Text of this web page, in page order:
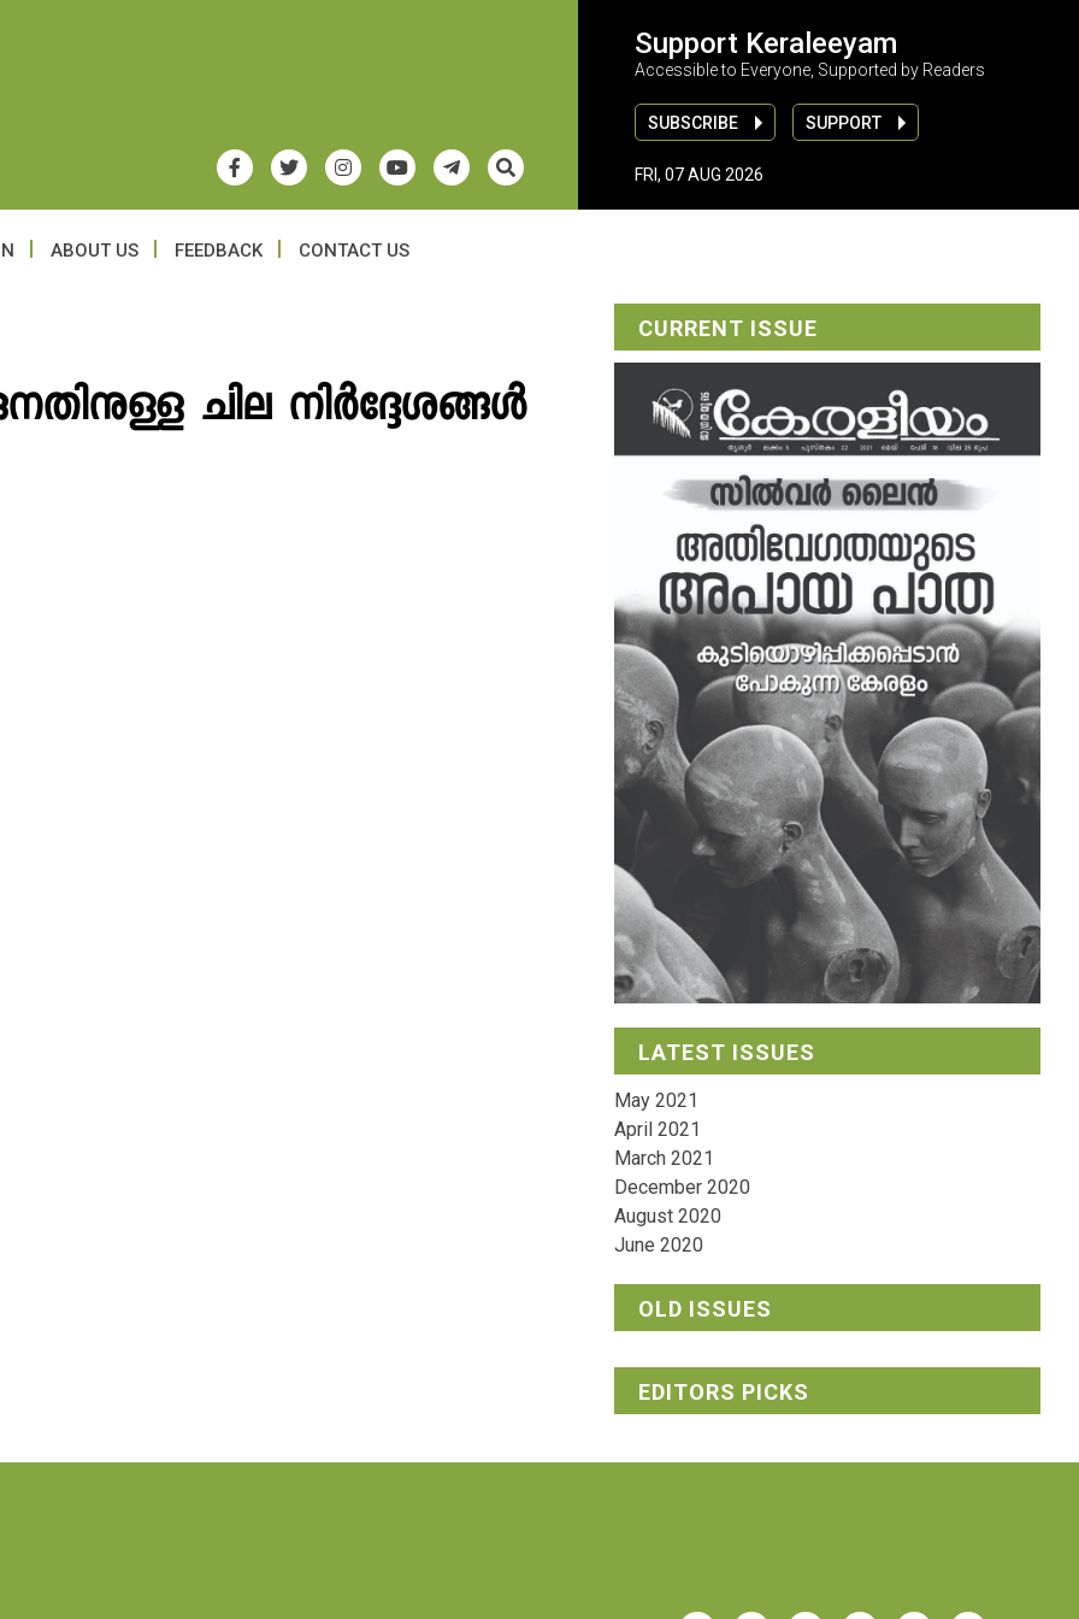
Support Keraleeyam
Accessible to Everyone, Supported by Readers
SUBSCRIBE SUPPORT
FRI, 07 AUG 2026
ABOUT US FEEDBACK CONTACT US
ചില നിര്‍ദ്ദേശങ്ങള്‍
CURRENT ISSUE
LATEST ISSUES
May 2021
April 2021
March 2021
December 2020
August 2020
June 2020
OLD ISSUES
EDITORS PICKS